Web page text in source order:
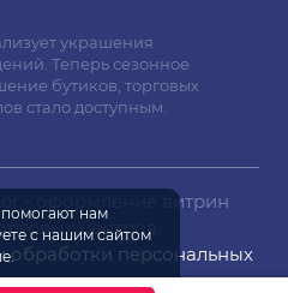
украшения
Теперь сезонное
бутиков, торговых
стало доступным.
- оформление витрин
центров.
обработки персональных
нам
с нашим сайтом